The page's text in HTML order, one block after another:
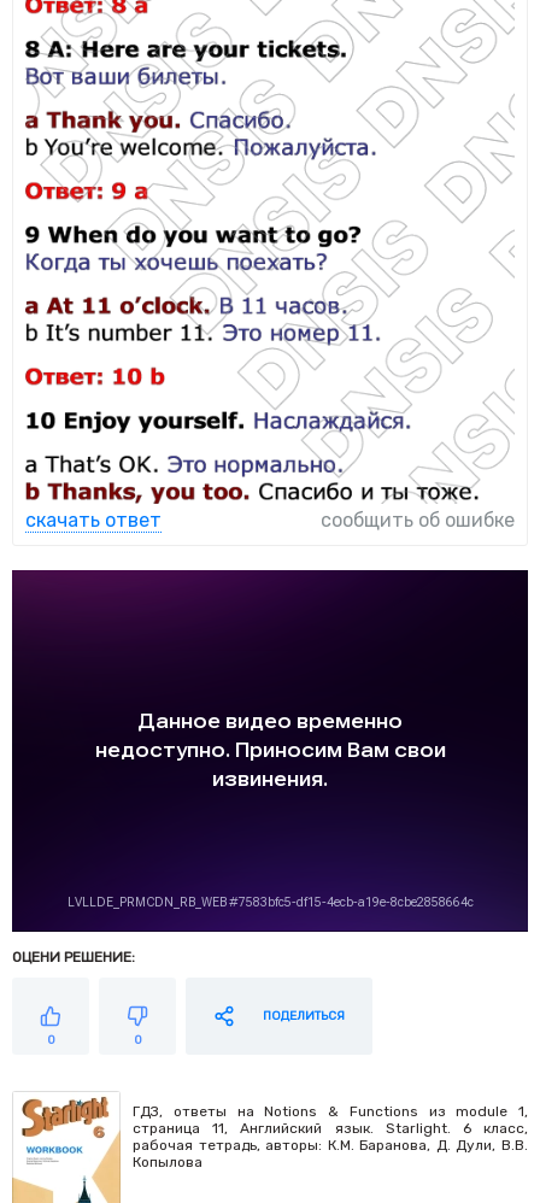
скачать ответ сообщить об ошибке
ОЦЕНИ РЕШЕНИЕ:
0 0
ПОДЕЛИТЬСЯ
ГДЗ, ответы на Notions & Functions из module 1,
страница 11, Английский язык. Starlight. 6 класс,
рабочая тетрадь, авторы: К.М. Баранова, Д. Дули, В.В.
Копылова